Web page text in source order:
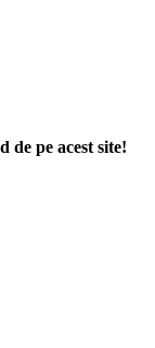
de pe acest site!